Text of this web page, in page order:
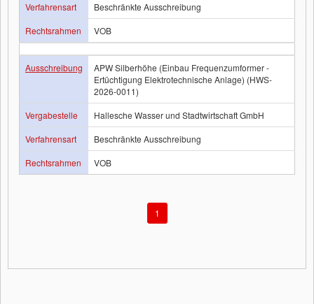
Verfahrensart
Beschränkte Ausschreibung
Rechtsrahmen
VOB
Ausschreibung
APW Silberhöhe (Einbau Frequenzumformer -
Ertüchtigung Elektrotechnische Anlage) (HWS-
2026-0011)
Vergabestelle
Hallesche Wasser und Stadtwirtschaft GmbH
Verfahrensart
Beschränkte Ausschreibung
Rechtsrahmen
VOB
1